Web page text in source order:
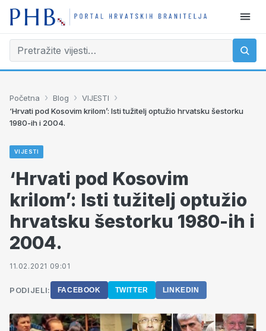
Početna › Blog › VIJESTI ›
‘Hrvati pod Kosovim krilom’: Isti tužitelj optužio hrvatsku šestorku
1980-ih i 2004.
VIJESTI
‘Hrvati pod Kosovim
krilom’: Isti tužitelj optužio
hrvatsku šestorku 1980-ih i
2004.
11.02.2021 09:01
PODIJELI: FACEBOOK TWITTER LINKEDIN